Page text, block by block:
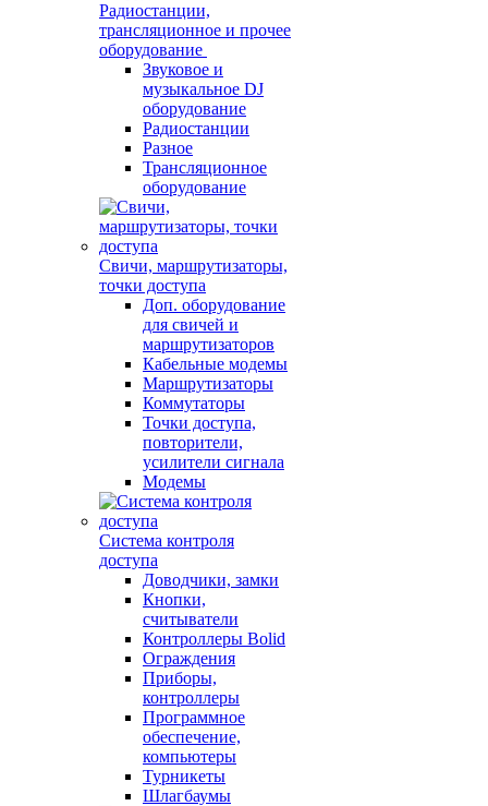
Радиостанции,
трансляционное и прочее
оборудование
Звуковое и
музыкальное DJ
оборудование
Радиостанции
Разное
Трансляционное
оборудование
Свичи, маршрутизаторы,
точки доступа
Доп. оборудование
для свичей и
маршрутизаторов
Кабельные модемы
Маршрутизаторы
Коммутаторы
Точки доступа,
повторители,
усилители сигнала
Модемы
Система контроля
доступа
Доводчики, замки
Кнопки,
считыватели
Контроллеры Bolid
Ограждения
Приборы,
контроллеры
Программное
обеспечение,
компьютеры
Турникеты
Шлагбаумы